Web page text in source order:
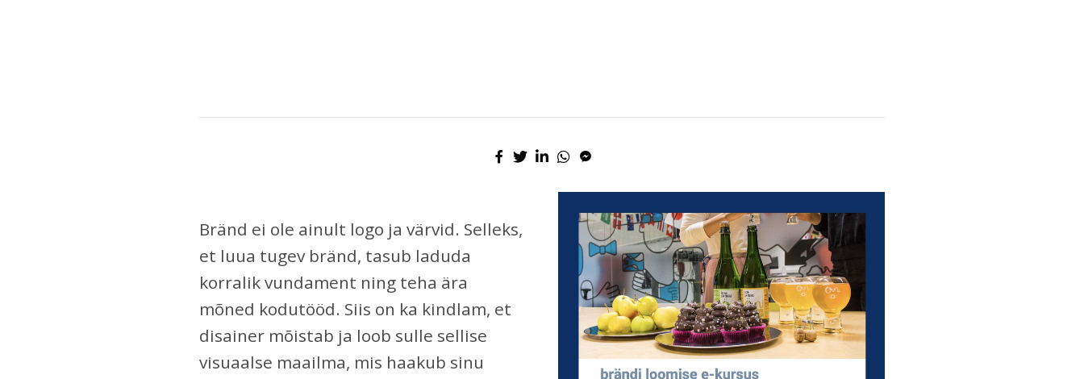
Bränd ei ole ainult logo ja värvid. Selleks,
et luua tugev bränd, tasub laduda
korralik vundament ning teha ära
mõned kodutööd. Siis on ka kindlam, et
disainer mõistab ja loob sulle sellise
visuaalse maailma, mis haakub sinu